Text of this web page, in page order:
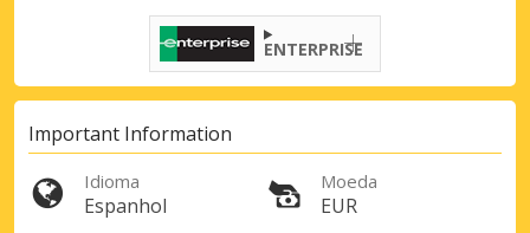
ENTERPRISE
Important Information
Idioma
Espanhol
Moeda
EUR